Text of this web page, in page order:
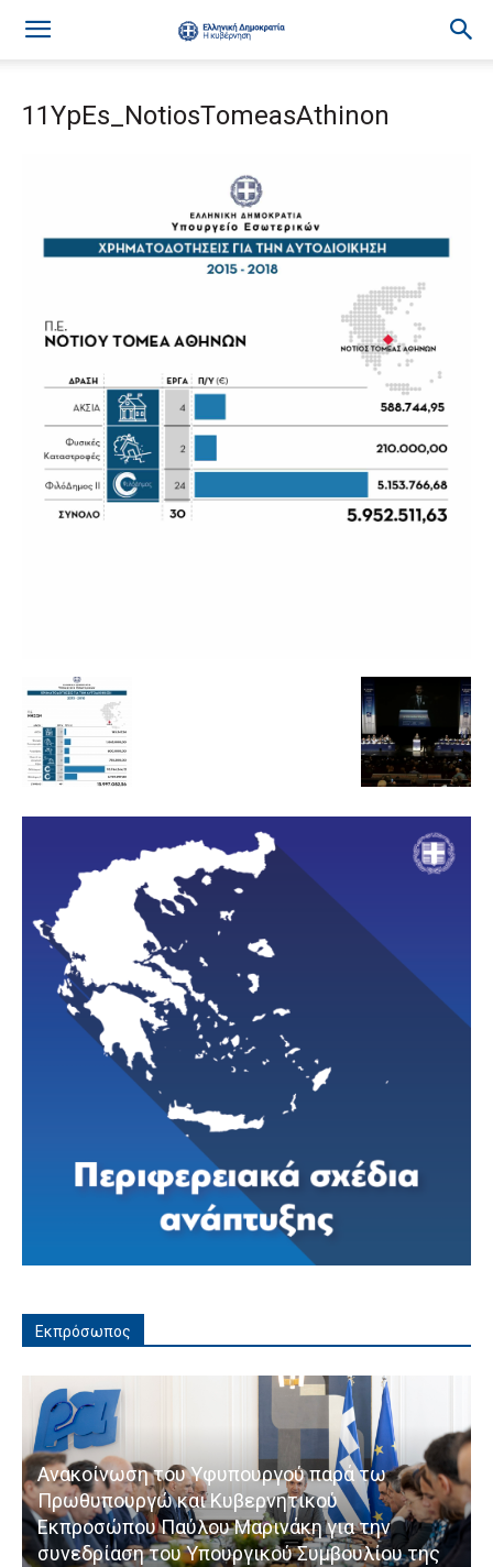
11YpEs_ΝotiosΤomeasΑthinon
Εκπρόσωπος
Ανακοίνωση του Υφυπουργού παρά τω
Πρωθυπουργώ και Κυβερνητικού
Εκπροσώπου Παύλου Μαρινάκη για την
συνεδρίαση του Υπουργικού Συμβουλίου της